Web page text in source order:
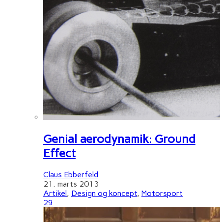
Genial aerodynamik: Ground
Effect
Claus Ebberfeld
21. marts 2013
Artikel, Design og koncept, Motorsport
29